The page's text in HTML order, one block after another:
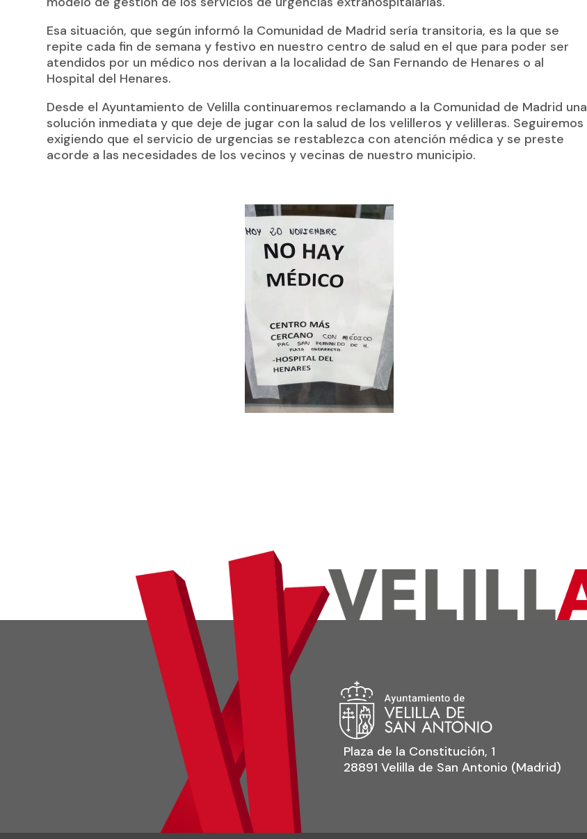
Esa situación, que según informó la Comunidad de Madrid sería transitoria, es la que se
repite cada fin de semana y festivo en nuestro centro de salud en el que para poder ser
atendidos por un médico nos derivan a la localidad de San Fernando de Henares o al
Hospital del Henares.
Desde el Ayuntamiento de Velilla continuaremos reclamando a la Comunidad de Madrid una
solución inmediata y que deje de jugar con la salud de los velilleros y velilleras. Seguiremos
exigiendo que el servicio de urgencias se restablezca con atención médica y se preste
acorde a las necesidades de los vecinos y vecinas de nuestro municipio.
Plaza de la Constitución, 1
28891 Velilla de San Antonio (Madrid)